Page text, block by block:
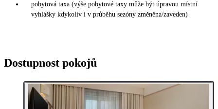
pobytová taxa (výše pobytové taxy může být úpravou místní
vyhlášky kdykoliv i v průběhu sezóny změněna/zaveden)
Dostupnost pokojů